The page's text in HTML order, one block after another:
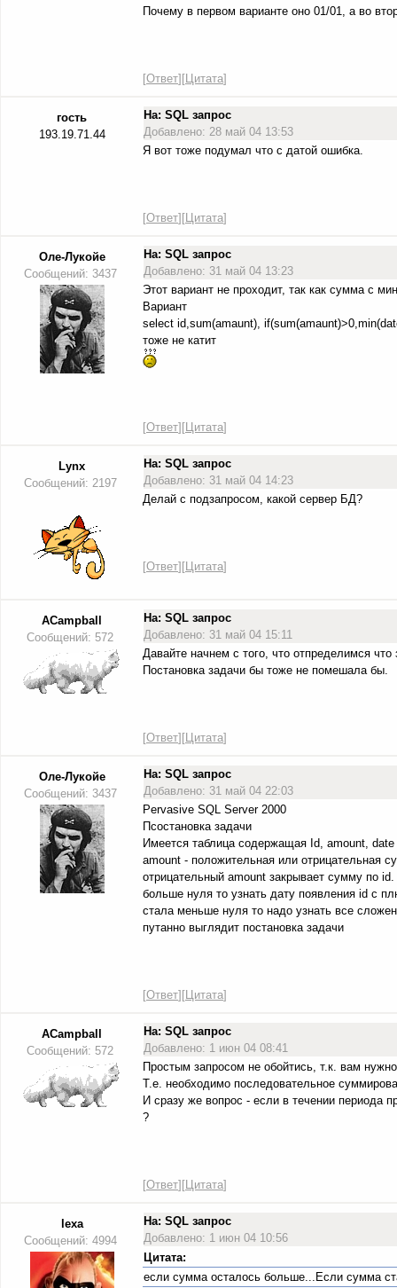
Почему в первом варианте оно 01/01, а во
[Ответ][Цитата]
гость
193.19.71.44
На: SQL запрос
Добавлено: 28 май 04 13:53
Я вот тоже подумал что с датой ошибка.
[Ответ][Цитата]
Оле-Лукойе
Сообщений: 3437
На: SQL запрос
Добавлено: 31 май 04 13:23
Этот вариант не проходит, так как сумма с
Вариант
select id,sum(amaunt),
тоже не катит
[Ответ][Цитата]
Lynx
Сообщений: 2197
На: SQL запрос
Добавлено: 31 май 04 14:23
Делай с подзапросом, какой сервер БД?
[Ответ][Цитата]
ACampball
Сообщений: 572
На: SQL запрос
Добавлено: 31 май 04 15:11
Давайте начнем с того, что отпределимся
Постановка задачи бы тоже не помешала бы.
[Ответ][Цитата]
Оле-Лукойе
Сообщений: 3437
На: SQL запрос
Добавлено: 31 май 04 22:03
Pervasive SQL Server 2000
Псостановка задачи
Имеется таблица содержащая Id, amount, date
amount - положительная или отрицательная
отрицательный amount закрывает сумму по
больше нуля то узнать дату появления id с
стала меньше нуля то надо узнать все
путанно выглядит постановка задачи
[Ответ][Цитата]
ACampball
Сообщений: 572
На: SQL запрос
Добавлено: 1 июн 04 08:41
Простым запросом не обойтись, т.к. вам
Т.е. необходимо последовательное
И сразу же вопрос - если в течении периода
?
[Ответ][Цитата]
lexa
Сообщений: 4994
На: SQL запрос
Добавлено: 1 июн 04 10:56
Цитата:
если сумма осталось больше...Если сумма